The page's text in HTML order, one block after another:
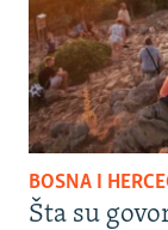
BOSNA I
Šta su